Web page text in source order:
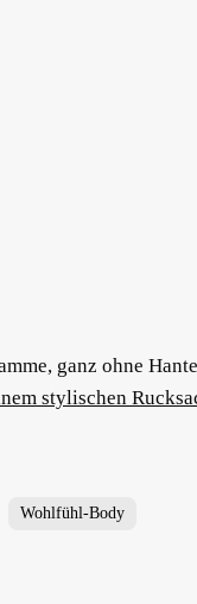
ganz ohne
stylischen
Wohlfühl-Body